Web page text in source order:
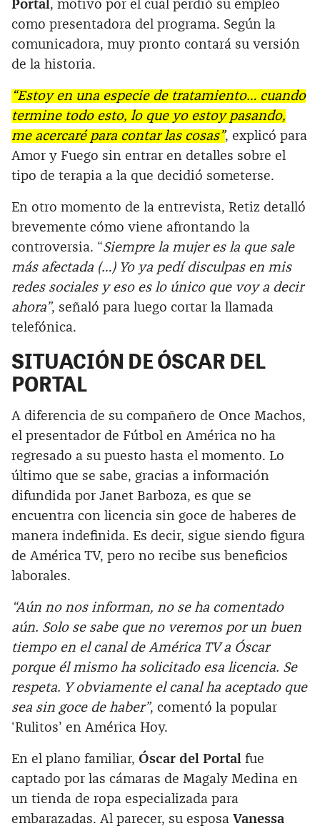
Portal, motivo por el cual perdió su empleo
como presentadora del programa. Según la
comunicadora, muy pronto contará su versión
de la historia.
“Estoy en una especie de tratamiento… cuando
termine todo esto, lo que yo estoy pasando,
me acercaré para contar las cosas”, explicó para
Amor y Fuego sin entrar en detalles sobre el
tipo de terapia a la que decidió someterse.
En otro momento de la entrevista, Retiz detalló
brevemente cómo viene afrontando la
controversia. “Siempre la mujer es la que sale
más afectada (…) Yo ya pedí disculpas en mis
redes sociales y eso es lo único que voy a decir
ahora”, señaló para luego cortar la llamada
telefónica.
SITUACIÓN DE ÓSCAR DEL
PORTAL
A diferencia de su compañero de Once Machos,
el presentador de Fútbol en América no ha
regresado a su puesto hasta el momento. Lo
último que se sabe, gracias a información
difundida por Janet Barboza, es que se
encuentra con licencia sin goce de haberes de
manera indefinida. Es decir, sigue siendo figura
de América TV, pero no recibe sus beneficios
laborales.
“Aún no nos informan, no se ha comentado
aún. Solo se sabe que no veremos por un buen
tiempo en el canal de América TV a Óscar
porque él mismo ha solicitado esa licencia. Se
respeta. Y obviamente el canal ha aceptado que
sea sin goce de haber”, comentó la popular
‘Rulitos’ en América Hoy.
En el plano familiar, Óscar del Portal fue
captado por las cámaras de Magaly Medina en
un tienda de ropa especializada para
embarazadas. Al parecer, su esposa Vanessa